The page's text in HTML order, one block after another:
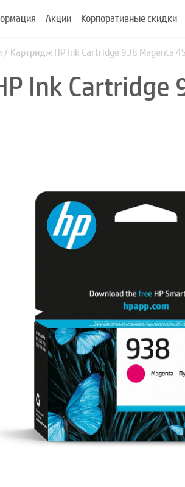
Акции Корпоративные скидки
Картридж HP Ink Cartridge 938 Magenta
Ink Cartridge